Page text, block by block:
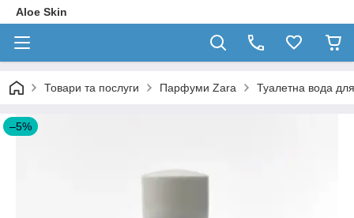
Aloe Skin
Товари та послуги Парфуми Zara Туалетна вода
–5%